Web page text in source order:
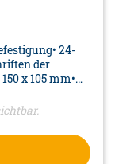
24-
der
x 105 mm•